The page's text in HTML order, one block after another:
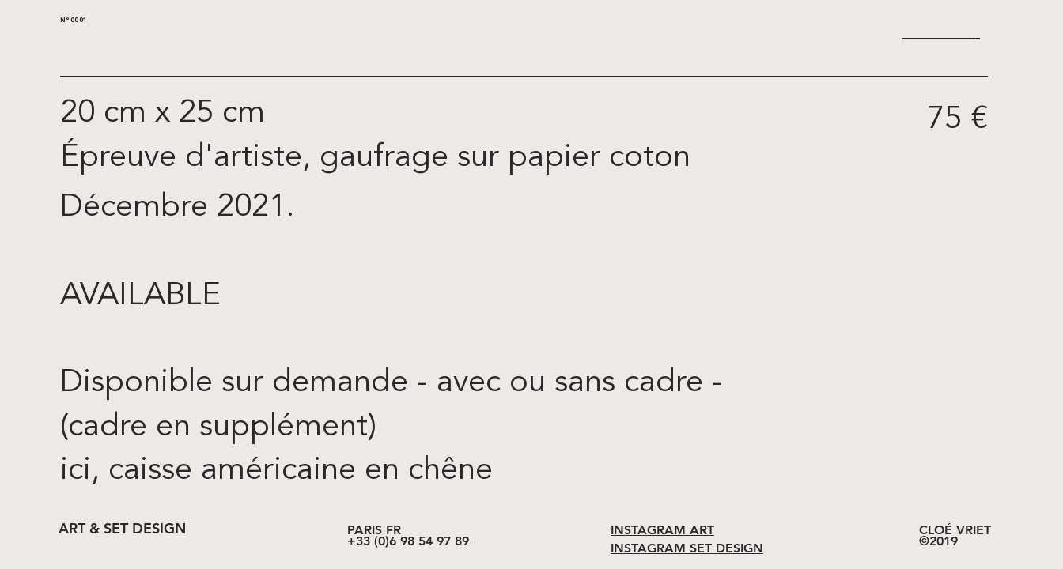
N°0001
20 cm x 25 cm
Épreuve d'artiste, gaufrage sur papier coton
75 €
Décembre 2021.
AVAILABLE
Disponible sur demande - avec ou sans cadre -​
(cadre​ en supplément)
ici, caisse américaine en chêne​
ART & SET DESIGN PARIS FR
+33 (0)6 98 54 97 89
INSTAGRAM ART
INSTAGRAM SET DESIGN
CLOÉ VRIET
©2019